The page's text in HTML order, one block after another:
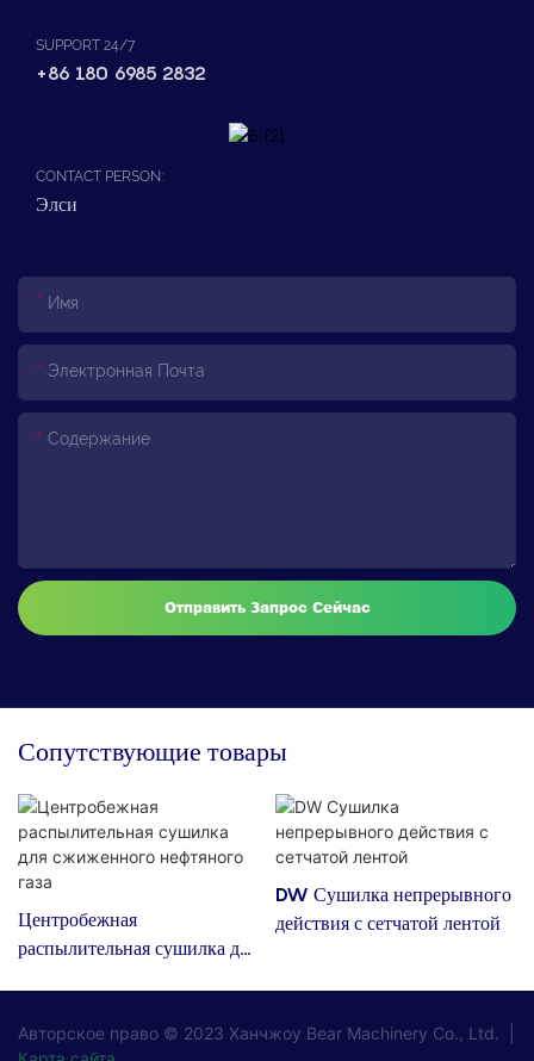
SUPPORT 24/7
+86 180 6985 2832
CONTACT PERSON:
Элси
Имя
Электронная Почта
Содержание
Отправить Запрос Сейчас
Сопутствующие товары
Центробежная
распылительная сушилка для
DW Сушилка непрерывного
действия с сетчатой ​​лентой
Авторское право © 2023 Ханчжоу Bear Machinery Co., Ltd.